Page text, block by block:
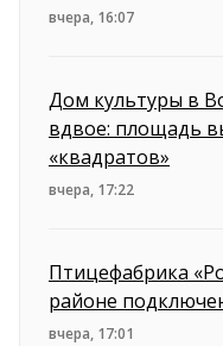
вчера, 16:07
Дом культуры в
вдвое: площадь
«квадратов»
вчера, 17:22
Птицефабрика
районе
вчера, 17:01